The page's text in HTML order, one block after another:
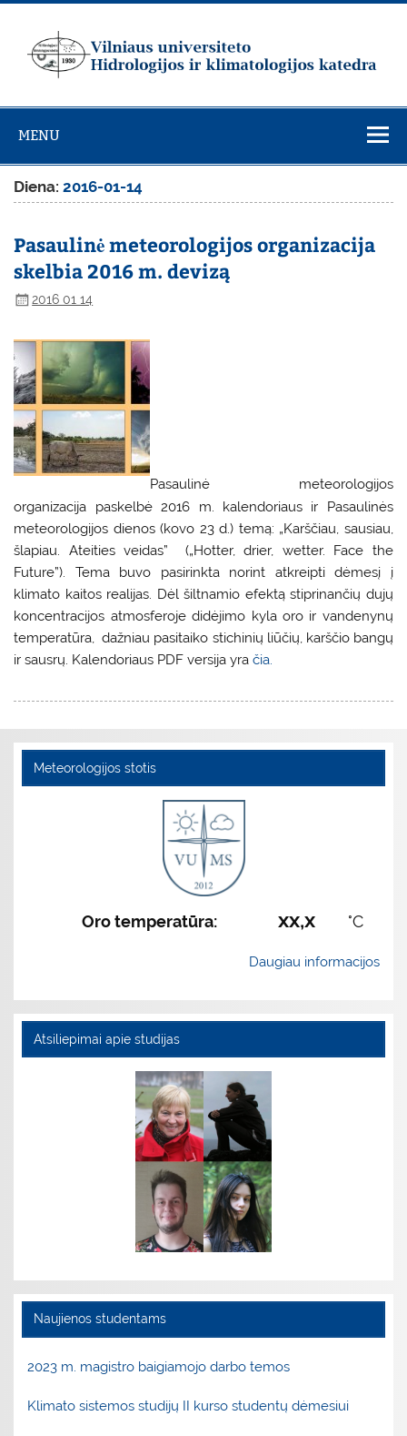
Skip
universiteto
Hidrologijos ir
klimatologijos
katedra
MENU
Diena:2016-01-14
Pasaulinė meteorologijos organizacija
skelbia 2016 m. devizą
2016 01 14
Pasaulinė meteorologijos
organizacija paskelbė 2016 m. kalendoriaus ir Pasaulinės
meteorologijos dienos (kovo 23 d.) temą: „Karščiau, sausiau,
šlapiau. Ateities veidas” („Hotter, drier, wetter. Face the
Future”). Tema buvo pasirinkta norint atkreipti dėmesį į
klimato kaitos realijas. Dėl šiltnamio efektą stiprinančių dujų
koncentracijos atmosferoje didėjimo kyla oro ir vandenynų
temperatūra, dažniau pasitaiko stichinių liūčių, karščio bangų
ir sausrų. Kalendoriaus PDF versija yračia.
Meteorologijos stotis
Oro temperatūra: xx,x °C
Daugiau informacijos
Atsiliepimai apie studijas
Naujienos studentams
2023 m. magistro baigiamojo darbo temos
Klimato sistemos studijų II kurso studentų dėmesiui